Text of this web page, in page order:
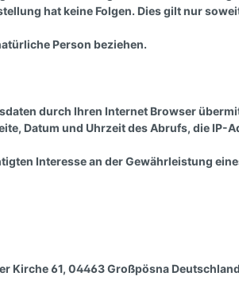
hat keine Folgen. Dies gilt nur
Person beziehen.
durch Ihren Internet Browser
Datum und Uhrzeit des Abrufs, die IP-
Interesse an der Gewährleistung
Kirche 61, 04463Großpösna